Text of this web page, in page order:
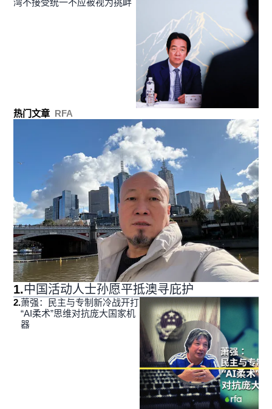
热门文章 RFA
1.中国活动人士孙愿平抵澳寻庇护
2.萧强：民主与专制新冷战开打
“AI柔术”思维对抗庞大国家机
器